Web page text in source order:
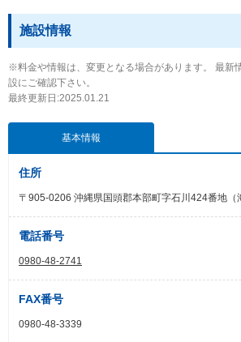
施設情報
※料金や情報は、変更となる場合があります。 最新
設にご確認下さい。
最終更新日:2025.01.21
基本情報
住所
〒905-0206 沖縄県国頭郡本部町字石川424番地（
電話番号
0980-48-2741
FAX番号
0980-48-3339